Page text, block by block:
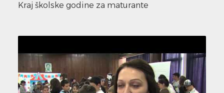
Kraj školske godine za maturante